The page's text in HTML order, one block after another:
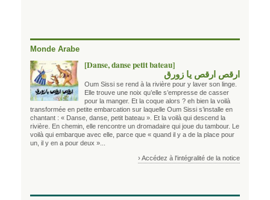
Monde Arabe
[Danse, danse petit bateau]
ارقص ارقص يا زورق
Oum Sissi se rend à la rivière pour y laver son linge.
Elle trouve une noix qu’elle s’empresse de casser
pour la manger. Et la coque alors ? eh bien la voilà
transformée en petite embarcation sur laquelle Oum Sissi s’installe en
chantant : « Danse, danse, petit bateau ». Et la voilà qui descend la
rivière. En chemin, elle rencontre un dromadaire qui joue du tambour. Le
voilà qui embarque avec elle, parce que « quand il y a de la place pour
un, il y en a pour deux »...
› Accédez à l'intégralité de la notice